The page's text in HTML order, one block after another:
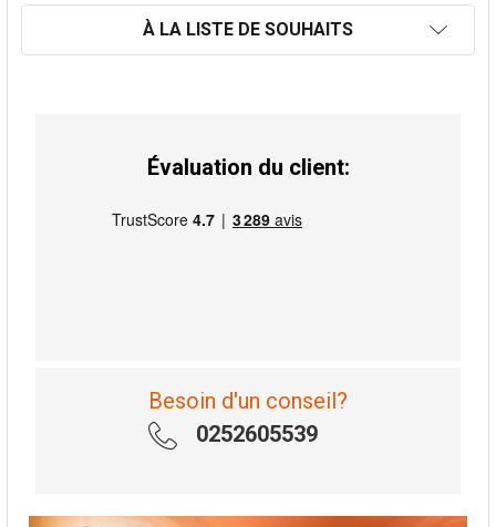
À LA LISTE DE SOUHAITS
Évaluation du client:
Besoin d'un conseil?
0252605539